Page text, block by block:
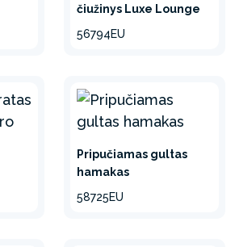
čiužinys Luxe Lounge
56794EU
Pripučiamas gultas
hamakas
58725EU